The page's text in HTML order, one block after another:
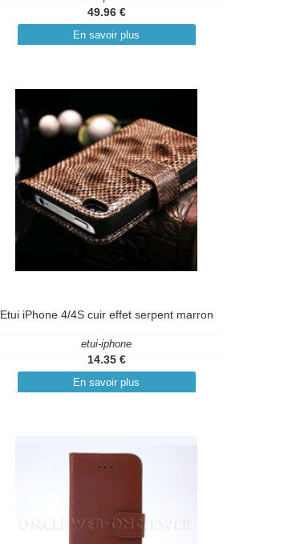
49.96 €
En savoir plus
Etui iPhone 4/4S cuir effet serpent marron
etui-iphone
14.35 €
En savoir plus